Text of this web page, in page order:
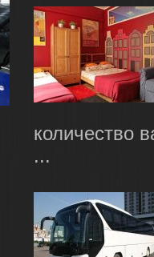
количество
...